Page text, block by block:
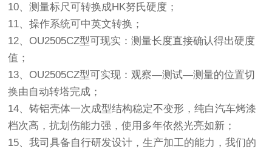
10、测量标尺可转换成HK努氏硬度；
11、操作系统可中英文转换；
12、OU2505CZ型可现实：测量长度直接确认得出硬度
值；
13、OU2505CZ型可实现：观察—测试—测量的位置切
换由自动转塔完成；
14、铸铝壳体一次成型结构稳定不变形，纯白汽车烤漆
档次高，抗划伤能力强，使用多年依然光亮如新；
15、我司具备自行研发设计，生产加工的能力，我们的